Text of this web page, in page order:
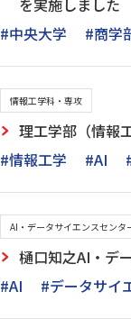
を実施しました
#中央大学
#商学
情報工学科・専攻
理工学部（情報
#情報工学
#AI
AI・データサイエンスセンタ
樋口知之AI・デ
#AI
#データサイ